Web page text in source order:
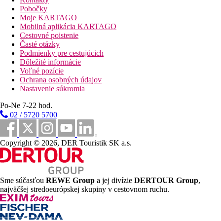
Dvojposteľová izba, Pre samostatné použitie, Výhľad
na more:izba pre 1 osobu alebo 1 osobu a 1 dieťa,
výhľad na more.
Štvorlôžková izba, Výhľad do krajiny:
izba, 2 pevné lôžka, 2 prístelky, výhľad do okolia.
Štvorlôžková izba, Výhľad bazén:
2 pevné lôžka, 2 prístelky, výhľad na bazén.
Rodinná izba, Výhľad do krajiny:
prepážkou, 4 lôžka, možná poschodová posteľ, výhľad do
okolia.
oddelené prepážkou, 4 lôžka, možná poschodová posteľ,
výhľad na bazén, balkón.
Informácie o hoteli
Animačné programy, večerný zábavný program.
Stravovanie
All Inclusive
Raňajky, obed a večera formou bufetu
Neskoré raňajky (10.00–12.00 hod.)
Ľahký snack (16.00–17.00 hod.)
Pobočky
Moje KARTAGO
Mobilná aplikácia KARTAGO
Cestovné poistenie
Časté otázky
Podmienky pre cestujúcich
Dôležité informácie
Voľné pozície
Ochrana osobných údajov
Nastavenie súkromia
Po-Ne 7-22 hod.
02 / 5720 5700
Copyright © 2026, DER Touristik SK a.s.
Sme súčasťou REWE Group a jej divízie DERTOUR Group,
najväčšej stredoeurópskej skupiny v cestovnom ruchu.